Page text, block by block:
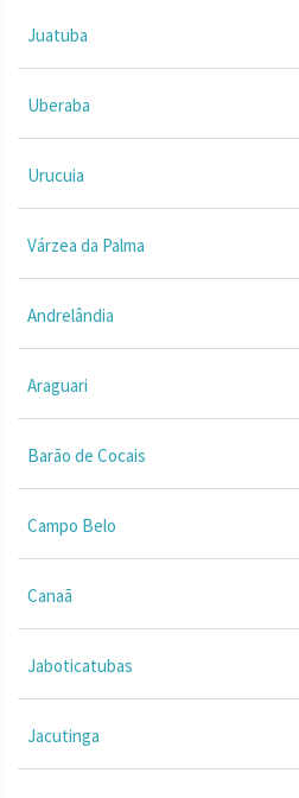
Juatuba
Uberaba
Urucuia
Várzea da Palma
Andrelândia
Araguari
Barão de Cocais
Campo Belo
Canaã
Jaboticatubas
Jacutinga